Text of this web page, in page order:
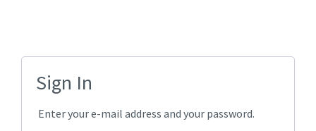
Sign In
Enter your e-mail address and your password.